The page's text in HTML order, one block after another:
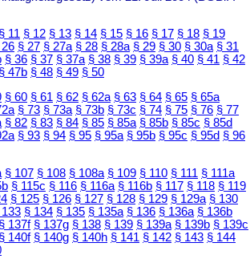
§ 11 § 12 § 13 § 14 § 15 § 16 § 17 § 18 § 19
26 § 27 § 27a § 28 § 28a § 29 § 30 § 30a § 31
§ 36 § 37 § 37a § 38 § 39 § 39a § 40 § 41 § 42
§ 47b § 48 § 49 § 50
§ 60 § 61 § 62 § 62a § 63 § 64 § 65 § 65a
§ 73 § 73a § 73b § 73c § 74 § 75 § 76 § 77
§ 82 § 83 § 84 § 85 § 85a § 85b § 85c § 85d
§ 93 § 94 § 95 § 95a § 95b § 95c § 95d § 96
§ 107 § 108 § 108a § 109 § 110 § 111 § 111a
§ 115c § 116 § 116a § 116b § 117 § 118 § 119
§ 125 § 126 § 127 § 128 § 129 § 129a § 130
133 § 134 § 135 § 135a § 136 § 136a § 136b
§ 137f § 137g § 138 § 139 § 139a § 139b § 139c
§ 140f § 140g § 140h § 141 § 142 § 143 § 144